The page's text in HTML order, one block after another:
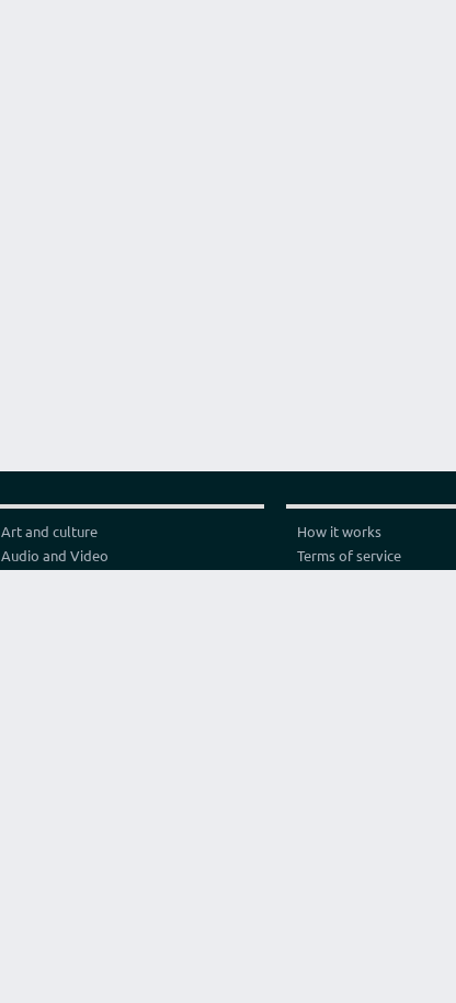
How it works
Terms of service
Art and culture
Audio and Video